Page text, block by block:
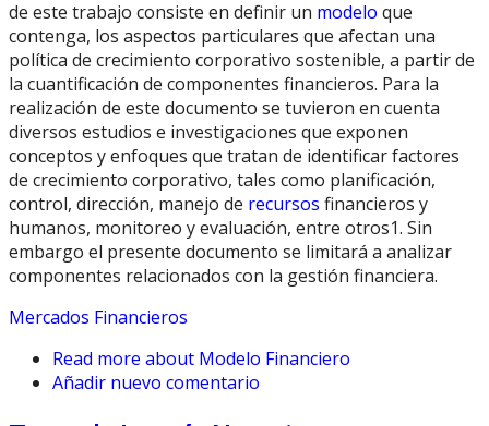
de este trabajo consiste en definir un modelo que
contenga, los aspectos particulares que afectan una
política de crecimiento corporativo sostenible, a partir de
la cuantificación de componentes financieros. Para la
realización de este documento se tuvieron en cuenta
diversos estudios e investigaciones que exponen
conceptos y enfoques que tratan de identificar factores
de crecimiento corporativo, tales como planificación,
control, dirección, manejo de recursos financieros y
humanos, monitoreo y evaluación, entre otros1. Sin
embargo el presente documento se limitará a analizar
componentes relacionados con la gestión financiera.
Mercados Financieros
Read more about Modelo Financiero
Añadir nuevo comentario